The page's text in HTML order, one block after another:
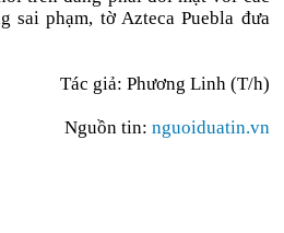
sai phạm, tờ Azteca Puebla đưa
Tác giả: Phương Linh (T/h)
Nguồn tin: nguoiduatin.vn